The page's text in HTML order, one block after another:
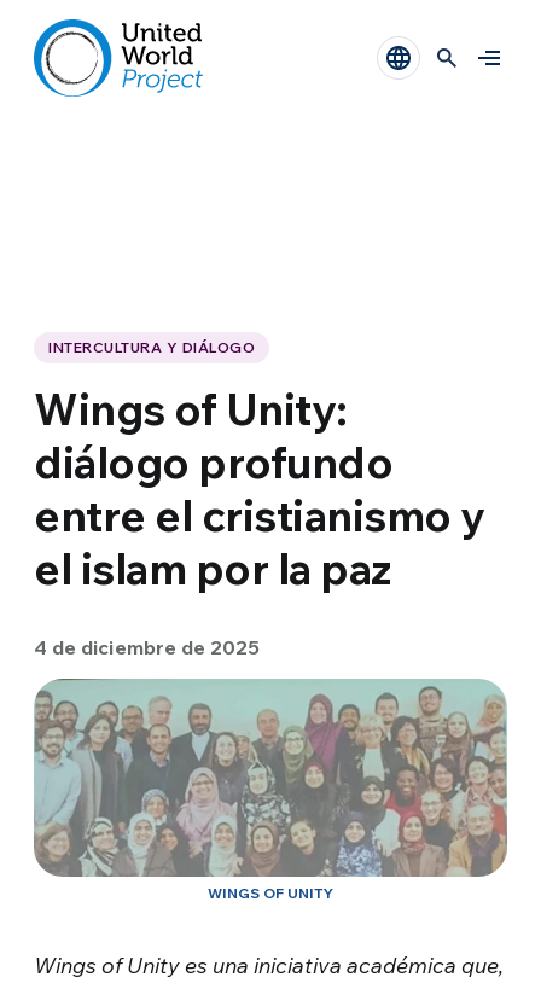
INTERCULTURA Y DIÁLOGO
Wings of Unity:
diálogo profundo
entre el cristianismo y
el islam por la paz
4 de diciembre de 2025
WINGS OF UNITY
Wings of Unity es una iniciativa académica que,